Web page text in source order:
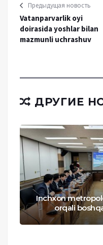
Предыдущая новость
Vatanparvarlik oyi
doirasida yoshlar bilan
mazmunli uchrashuv
ДРУГИЕ
Inchxon
orqali